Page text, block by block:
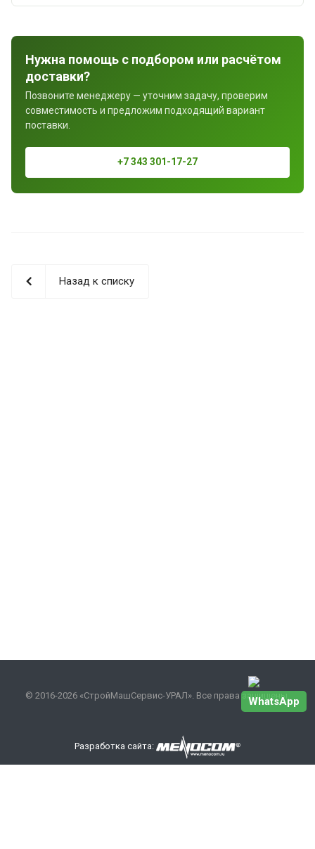
Нужна помощь с подбором или расчётом
доставки?
Позвоните менеджеру — уточним задачу, проверим
совместимость и предложим подходящий вариант
поставки.
+7 343 301-17-27
Назад к списку
© 2016-2026 «СтройМашСервис-УРАЛ». Все права защищены.
Разработка сайта:
WhatsApp